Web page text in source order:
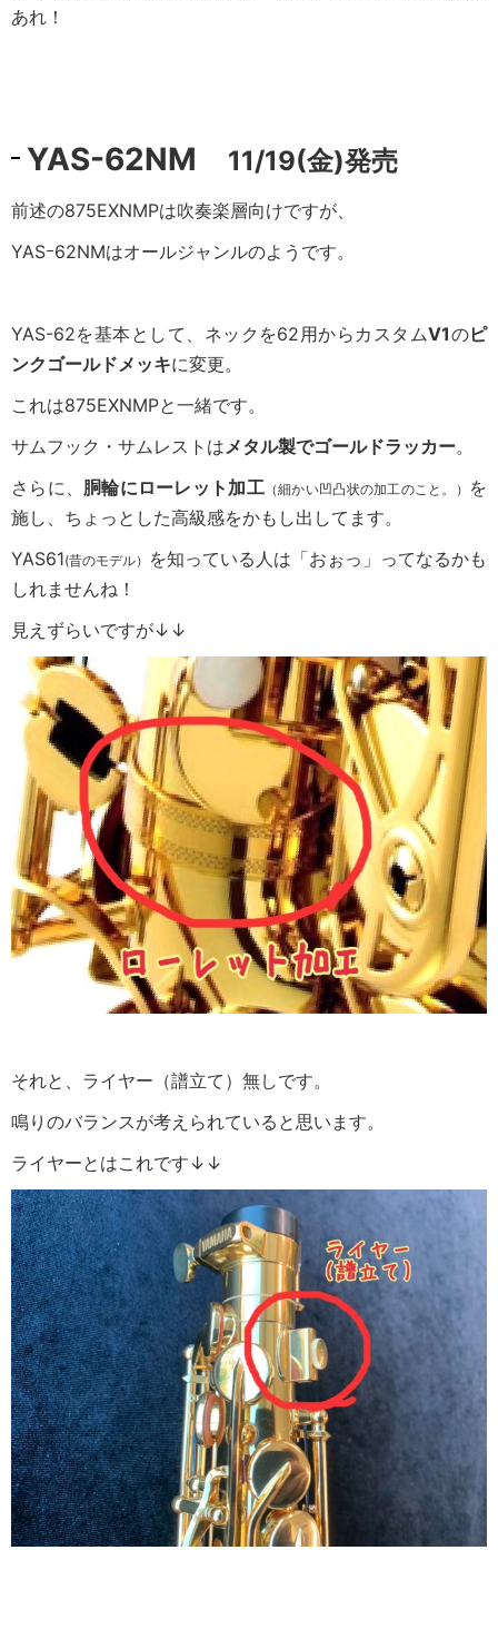
あれ！
YAS-62NM 11/19(金)発売
前述の875EXNMPは吹奏楽層向けですが、
YASｰ62NMはオールジャンルのようです。
YAS-62を基本として、ネックを62用からカスタムV1のピ
ンクゴールドメッキに変更。
これは875EXNMPと一緒です。
サムフック・サムレストはメタル製でゴールドラッカー。
さらに、 胴輪にローレット加工（細かい凹凸状の加工のこと。） を
施し、 ちょっとした高級感をかもし出してます。
YAS61(昔のモデル） を知っている人は「おぉっ」ってなるかも
しれませんね！
見えずらいですが↓↓
それと、ライヤー（譜立て）無しです。
鳴りのバランスが考えられていると思います。
ライヤーとはこれです↓↓